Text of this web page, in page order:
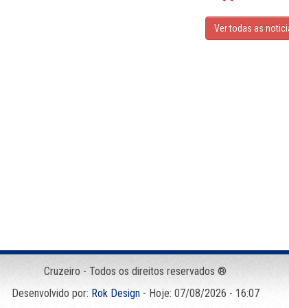
Ver todas as
Cruzeiro - Todos os direitos reservados ®
Desenvolvido por: Rok Design- Hoje: 07/08/2026 - 16:07